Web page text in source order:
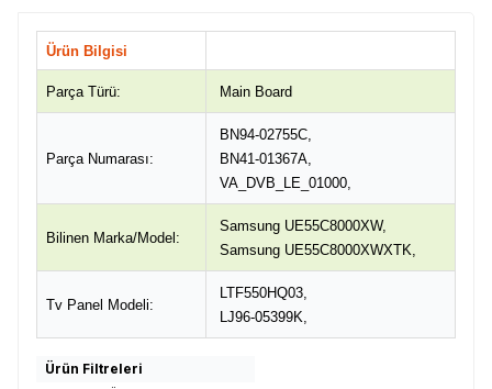
Ürün Bilgisi
Parça Türü: Main Board
Parça Numarası:
BN94-02755C,
BN41-01367A,
VA_DVB_LE_01000,
Bilinen Marka/Model:
Samsung UE55C8000XW,
Samsung UE55C8000XWXTK,
Tv Panel Modeli:
LTF550HQ03,
LJ96-05399K,
Ürün Filtreleri